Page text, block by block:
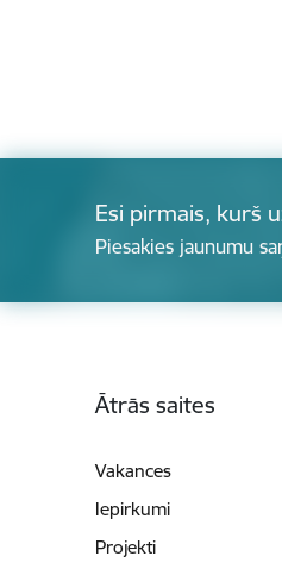
Esi pirmais, kurš
Piesakies jaunumu
Ātrās saites
Vakances
Iepirkumi
Projekti